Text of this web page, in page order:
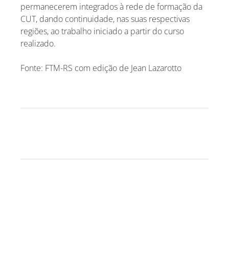
permanecerem integrados à rede de formação da
CUT, dando continuidade, nas suas respectivas
regiões, ao trabalho iniciado a partir do curso
realizado.
Fonte: FTM-RS com edição de Jean Lazarotto